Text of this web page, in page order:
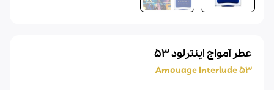
عطر آمواج اینترلود 53
Amouage Interlude 53